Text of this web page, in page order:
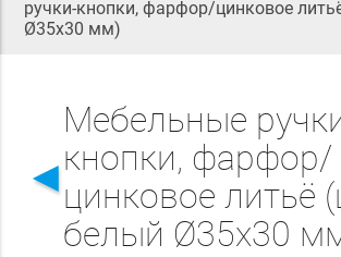
ручки-кнопки, фарфор/цинковое
Ø35x30 мм)
◄
Мебельные
кнопки, фарфор/
цинковое литьё
белый Ø35x30